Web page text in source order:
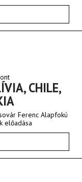
CHILE,
Ferenc Alapfokú
előadása